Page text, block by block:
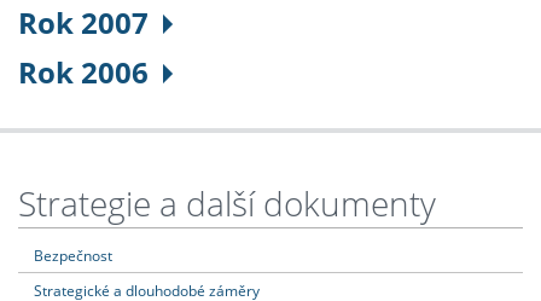
Rok 2007
Rok 2006
Strategie a další dokumenty
Bezpečnost
Strategické a dlouhodobé záměry